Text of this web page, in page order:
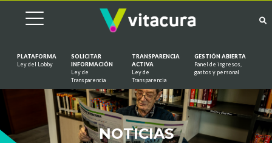
PLATAFORMA
Ley del Lobby
SOLICITAR
INFORMACIÓN
Ley de
Transparencia
TRANSPARENCIA
ACTIVA
Ley de
Transparencia
GESTIÓN ABIERTA
Panel de ingresos,
gastos y personal
NOTICIAS